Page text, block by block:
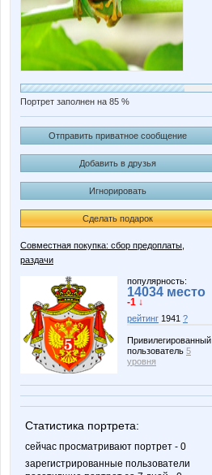
Портрет заполнен на 85 %
Отправить приватное сообщение
Добавить в друзья
Игнорировать
Сделать подарок
Совместная покупка: сбор предоплаты,
раздачи
популярность:
14034 место
-1 ↓
рейтинг 1941 ?
Привилегированный
пользователь 5
уровня
Статистика портрета:
сейчас просматривают портрет - 0
зарегистрированные пользователи